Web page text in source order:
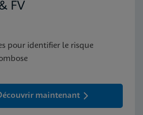
FV
pour identifier le risque
maintenant